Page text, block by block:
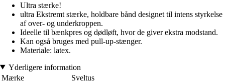
Ultra stærke!
ultra Ekstremt stærke, holdbare bånd designet til intens styrkelse
af over- og underkroppen.
Ideelle til bænkpres og dødløft, hvor de giver ekstra modstand.
Kan også bruges med pull-up-stænger.
Materiale: latex.
Yderligere information
Mærke
Sveltus